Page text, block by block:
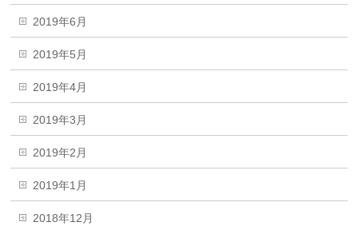
2019年6月
2019年5月
2019年4月
2019年3月
2019年2月
2019年1月
2018年12月